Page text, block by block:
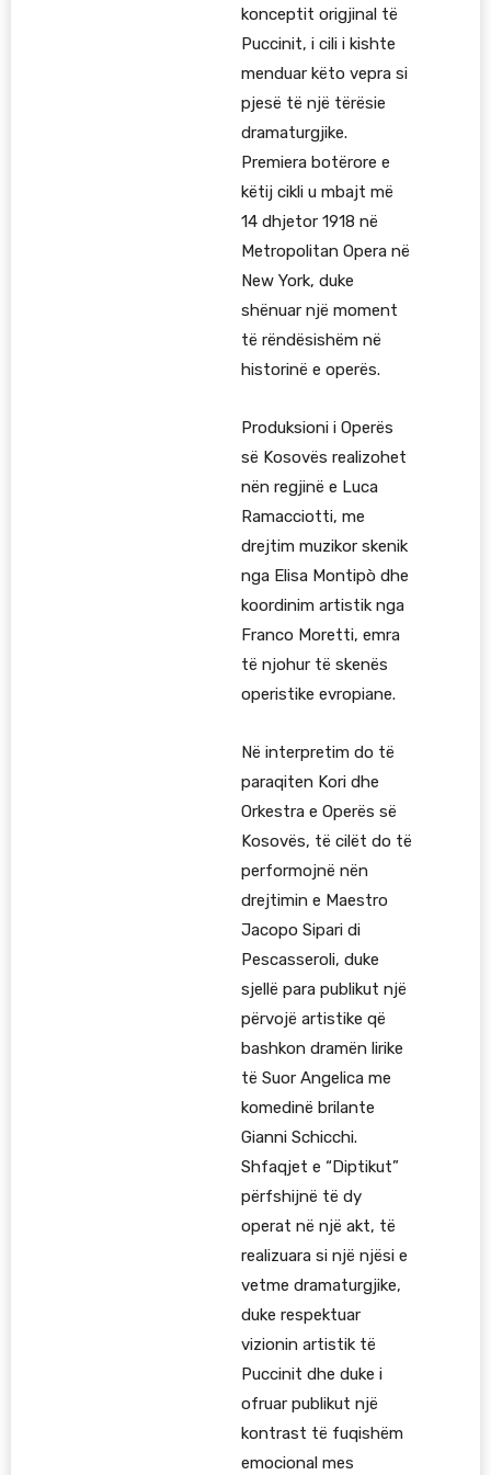
konceptit origjinal të
Puccinit, i cili i kishte
menduar këto vepra si
pjesë të një tërësie
dramaturgjike.
Premiera botërore e
këtij cikli u mbajt më
14 dhjetor 1918 në
Metropolitan Opera në
New York, duke
shënuar një moment
të rëndësishëm në
historinë e operës.
Produksioni i Operës
së Kosovës realizohet
nën regjinë e Luca
Ramacciotti, me
drejtim muzikor skenik
nga Elisa Montipò dhe
koordinim artistik nga
Franco Moretti, emra
të njohur të skenës
operistike evropiane.
Në interpretim do të
paraqiten Kori dhe
Orkestra e Operës së
Kosovës, të cilët do të
performojnë nën
drejtimin e Maestro
Jacopo Sipari di
Pescasseroli, duke
sjellë para publikut një
përvojë artistike që
bashkon dramën lirike
të Suor Angelica me
komedinë brilante
Gianni Schicchi.
Shfaqjet e “Diptikut”
përfshijnë të dy
operat në një akt, të
realizuara si një njësi e
vetme dramaturgjike,
duke respektuar
vizionin artistik të
Puccinit dhe duke i
ofruar publikut një
kontrast të fuqishëm
emocional mes